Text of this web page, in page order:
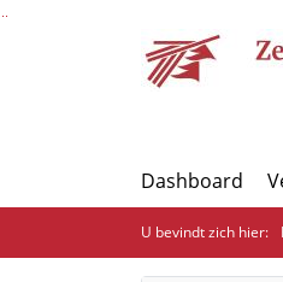
Ga naar de inhoud van deze
Dashboard
U bevindt zich hier: